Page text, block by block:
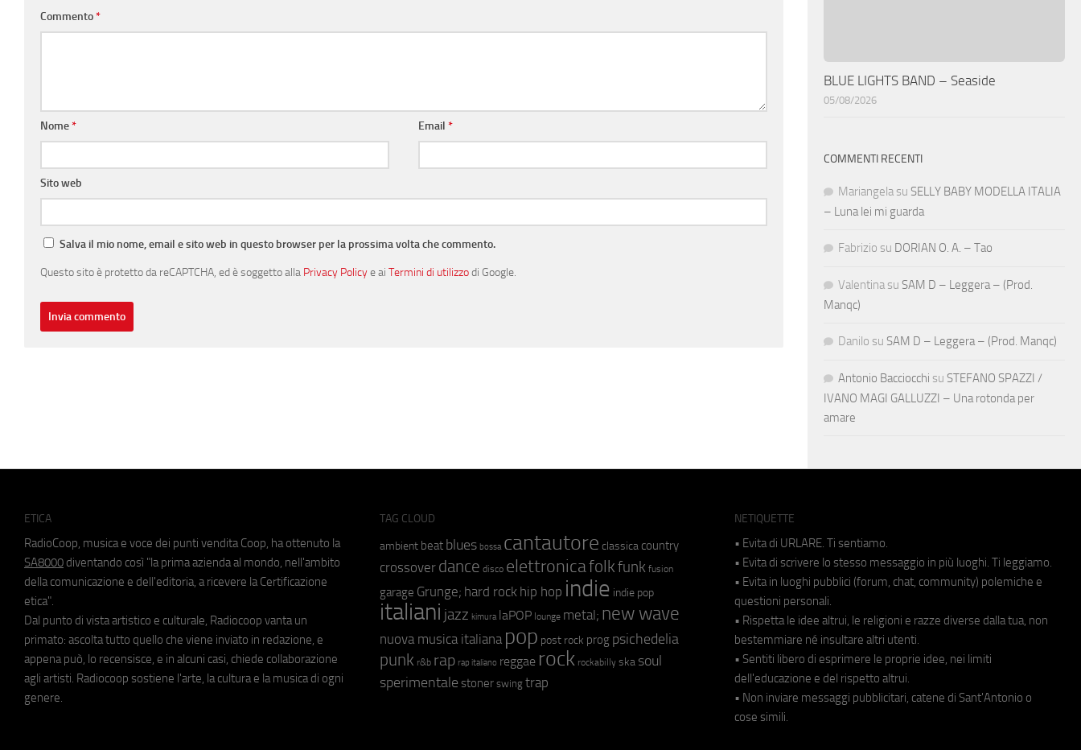
Commento*
Nome* Email*
Sito web
Salva il mio nome, email e sito web in questo browser per la prossima volta che commento.
Questo sito è protetto da reCAPTCHA, ed è soggetto alla Privacy Policye ai Termini di utilizzodi Google.
BLUE LIGHTS BAND – Seaside
05/08/2026
COMMENTI RECENTI
Mariangela su SELLY BABY MODELLA ITALIA
– Luna lei mi guarda
Fabrizio su DORIAN O. A. – Tao
Valentina su SAM D – Leggera – (Prod.
Manqc)
Danilo su SAM D – Leggera – (Prod. Manqc)
Antonio Bacciocchi su STEFANO SPAZZI /
IVANO MAGI GALLUZZI – Una rotonda per
amare
ETICA
RadioCoop, musica e voce dei punti vendita Coop, ha ottenuto la
SA8000 diventando così "la prima azienda al mondo, nell'ambito
della comunicazione e dell'editoria, a ricevere la Certificazione
etica".
Dal punto di vista artistico e culturale, Radiocoop vanta un
primato: ascolta tutto quello che viene inviato in redazione, e
appena può, lo recensisce, e in alcuni casi, chiede collaborazione
agli artisti. Radiocoop sostiene l'arte, la cultura e la musica di ogni
genere.
TAG CLOUD
ambient beat blues bossa cantautore classica country
crossover dance disco elettronicafolkfunk fusion
garage Grunge; hard rock hip hop indie indie pop
italiani jazz kimura laPOP lounge metal; new wave
nuova musica italiana pop post rock prog psichedelia
punk r&b rap rap italiano reggae rock rockabilly ska soul
sperimentale stoner swing trap
NETIQUETTE
• Evita di URLARE. Ti sentiamo.
• Evita di scrivere lo stesso messaggio in più luoghi. Ti leggiamo.
• Evita in luoghi pubblici (forum, chat, community) polemiche e
questioni personali.
• Rispetta le idee altrui, le religioni e razze diverse dalla tua, non
bestemmiare né insultare altri utenti.
• Sentiti libero di esprimere le proprie idee, nei limiti
dell'educazione e del rispetto altrui.
• Non inviare messaggi pubblicitari, catene di Sant'Antonio o
cose simili.